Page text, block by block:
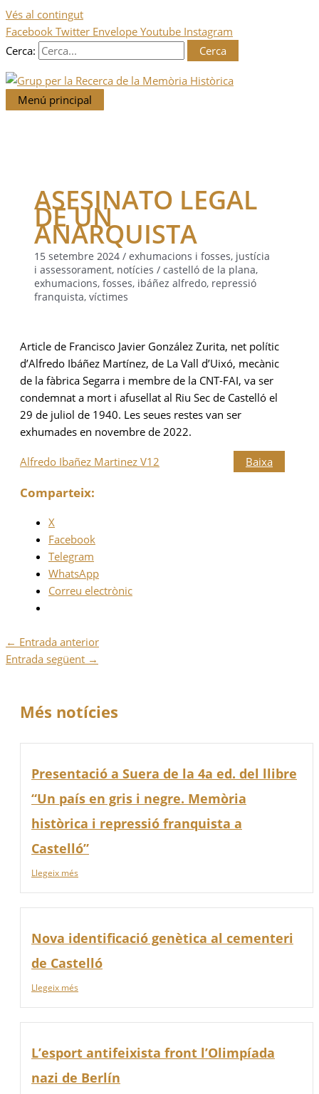
Vés al contingut
Facebook Twitter Envelope Youtube Instagram
Cerca:
Menú principal
ASESINATO LEGAL
DE UN
ANARQUISTA
15 setembre 2024 / exhumacions i fosses, justícia
i assessorament, notícies / castelló de la plana,
exhumacions, fosses, ibáñez alfredo, repressió
franquista, víctimes
Article de Francisco Javier González Zurita, net polític
d’Alfredo Ibáñez Martínez, de La Vall d’Uixó, mecànic
de la fàbrica Segarra i membre de la CNT-FAI, va ser
condemnat a mort i afusellat al Riu Sec de Castelló el
29 de juliol de 1940. Les seues restes van ser
exhumades en novembre de 2022.
Alfredo Ibañez Martinez V12 Baixa
Comparteix:
X
Facebook
Telegram
WhatsApp
Correu electrònic
← Entrada anterior
Entrada següent →
Més notícies
Presentació a Suera de la 4a ed. del llibre
“Un país en gris i negre. Memòria
històrica i repressió franquista a
Castelló”
Llegeix més
Nova identificació genètica al cementeri
de Castelló
Llegeix més
L’esport antifeixista front l’Olimpíada
nazi de Berlín